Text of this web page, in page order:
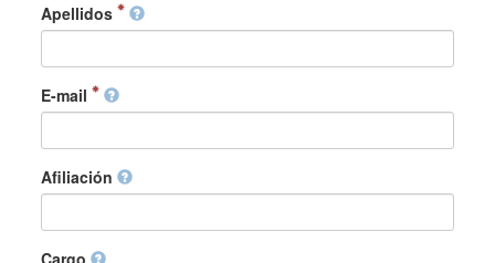
Apellidos
E-mail
Afiliación
Cargo